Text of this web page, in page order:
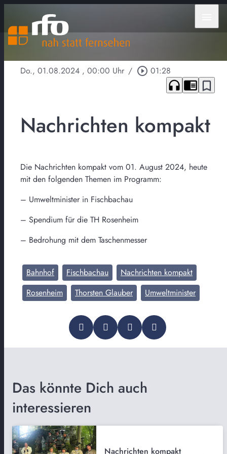
Do., 01.08.2024 , 00:00 Uhr / play_circle_outline 01:28
headphones chrome_reader_mode bookmark_border
Nachrichten kompakt
Die Nachrichten kompakt vom 01. August 2024, heute
mit den folgenden Themen im Programm:
– Umweltminister in Fischbachau
– Spendium für die TH Rosenheim
– Bedrohung mit dem Taschenmesser
Bahnhof Fischbachau
Nachrichten kompakt
Rosenheim
Thorsten Glauber Umweltminister
Das könnte Dich auch
interessieren
Nachrichten kompakt